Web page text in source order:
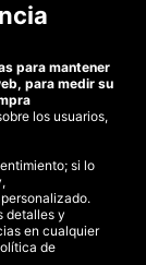
Política de cookies
para mantener
para medir su
los usuarios,
si lo
detalles y
en cualquier
de